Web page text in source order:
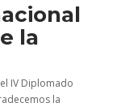
la
IV Diplomado
la